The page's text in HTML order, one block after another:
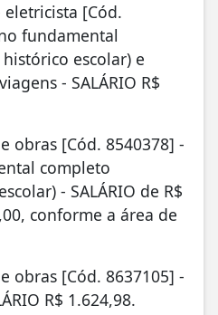
[Cód.
fundamental
escolar) e
- SALÁRIO R$
obras [Cód. 8540378] -
completo
- SALÁRIO de R$
conforme a área de
obras [Cód. 8637105] -
R$ 1.624,98.